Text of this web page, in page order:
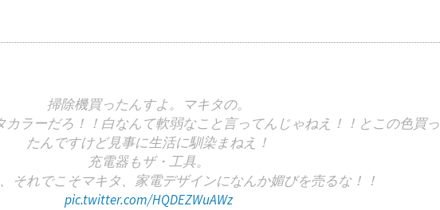
掃除機買ったんすよ。マキタの。
カラーだろ！！白なんて軟弱なこと言ってんじゃねえ！！とこの色買っ
たんですけど見事に生活に馴染まねえ！
充電器もザ・工具。
それでこそマキタ、家電デザインになんか媚びを売るな！！
pic.twitter.com/HQDEZWuAWz